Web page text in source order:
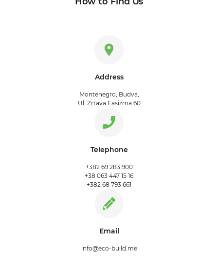
Address
Montenegro, Budva,
Ul. Zrtava Fasizma 60
Telephone
+382 69 283 900
+38 063 447 15 16
+382 68 793 661
Email
info@eco-build.me